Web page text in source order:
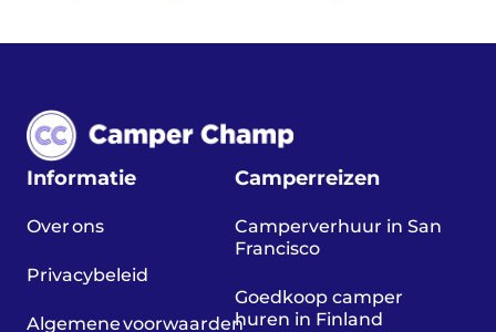
Informatie
Over ons
Privacybeleid
Algemene voorwaarden
Camperreizen
Camperverhuur in San
Francisco
Goedkoop camper
huren in Finland